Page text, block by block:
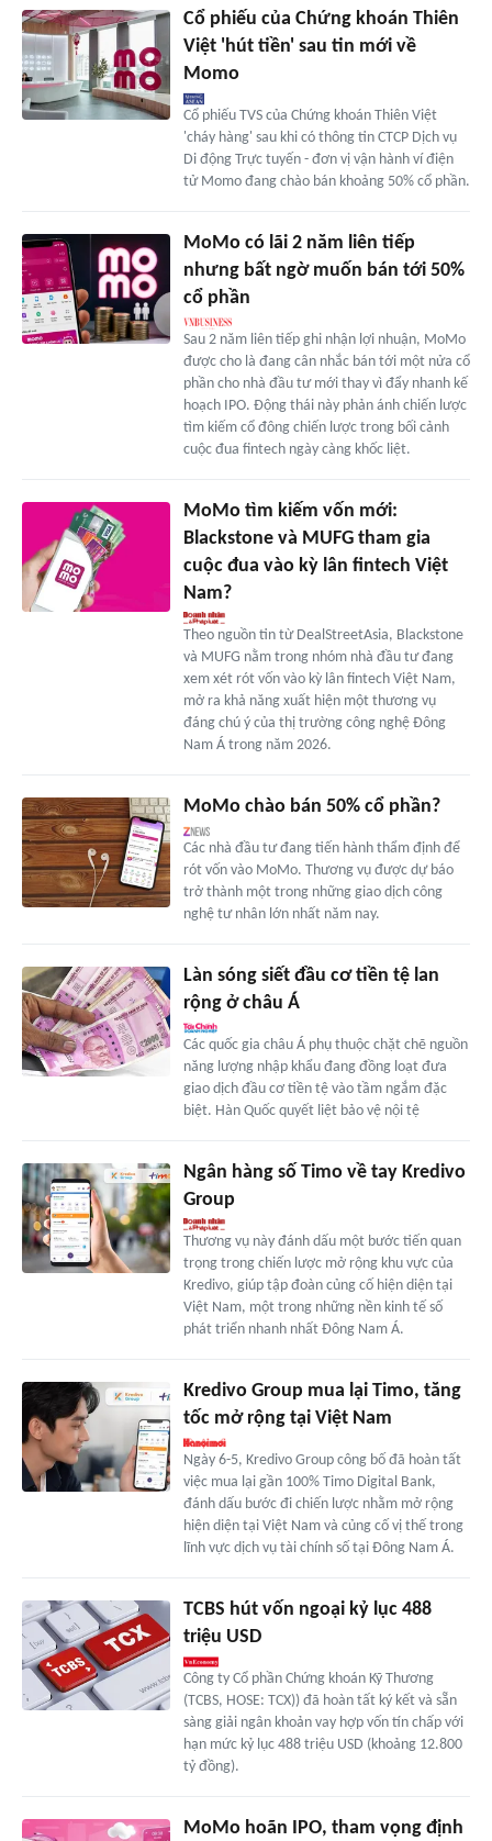
Cổ phiếu của Chứng khoán Thiên
Việt 'hút tiền' sau tin mới về
Momo
Cổ phiếu TVS của Chứng khoán Thiên Việt
'cháy hàng' sau khi có thông tin CTCP Dịch vụ
Di động Trực tuyến - đơn vị vận hành ví điện
tử Momo đang chào bán khoảng 50% cổ phần.
MoMo có lãi 2 năm liên tiếp
nhưng bất ngờ muốn bán tới 50%
cổ phần
Sau 2 năm liên tiếp ghi nhận lợi nhuận, MoMo
được cho là đang cân nhắc bán tới một nửa cổ
phần cho nhà đầu tư mới thay vì đẩy nhanh kế
hoạch IPO. Động thái này phản ánh chiến lược
tìm kiếm cổ đông chiến lược trong bối cảnh
cuộc đua fintech ngày càng khốc liệt.
MoMo tìm kiếm vốn mới:
Blackstone và MUFG tham gia
cuộc đua vào kỳ lân fintech Việt
Nam?
Theo nguồn tin từ DealStreetAsia, Blackstone
và MUFG nằm trong nhóm nhà đầu tư đang
xem xét rót vốn vào kỳ lân fintech Việt Nam,
mở ra khả năng xuất hiện một thương vụ
đáng chú ý của thị trường công nghệ Đông
Nam Á trong năm 2026.
MoMo chào bán 50% cổ phần?
Các nhà đầu tư đang tiến hành thẩm định để
rót vốn vào MoMo. Thương vụ được dự báo
trở thành một trong những giao dịch công
nghệ tư nhân lớn nhất năm nay.
Làn sóng siết đầu cơ tiền tệ lan
rộng ở châu Á
Các quốc gia châu Á phụ thuộc chặt chẽ nguồn
năng lượng nhập khẩu đang đồng loạt đưa
giao dịch đầu cơ tiền tệ vào tầm ngắm đặc
biệt. Hàn Quốc quyết liệt bảo vệ nội tệ
Ngân hàng số Timo về tay Kredivo
Group
Thương vụ này đánh dấu một bước tiến quan
trọng trong chiến lược mở rộng khu vực của
Kredivo, giúp tập đoàn củng cố hiện diện tại
Việt Nam, một trong những nền kinh tế số
phát triển nhanh nhất Đông Nam Á.
Kredivo Group mua lại Timo, tăng
tốc mở rộng tại Việt Nam
Ngày 6-5, Kredivo Group công bố đã hoàn tất
việc mua lại gần 100% Timo Digital Bank,
đánh dấu bước đi chiến lược nhằm mở rộng
hiện diện tại Việt Nam và củng cố vị thế trong
lĩnh vực dịch vụ tài chính số tại Đông Nam Á.
TCBS hút vốn ngoại kỷ lục 488
triệu USD
Công ty Cổ phần Chứng khoán Kỹ Thương
(TCBS, HOSE: TCX)) đã hoàn tất ký kết và sẵn
sàng giải ngân khoản vay hợp vốn tín chấp với
hạn mức kỷ lục 488 triệu USD (khoảng 12.800
tỷ đồng).
MoMo hoãn IPO, tham vọng định